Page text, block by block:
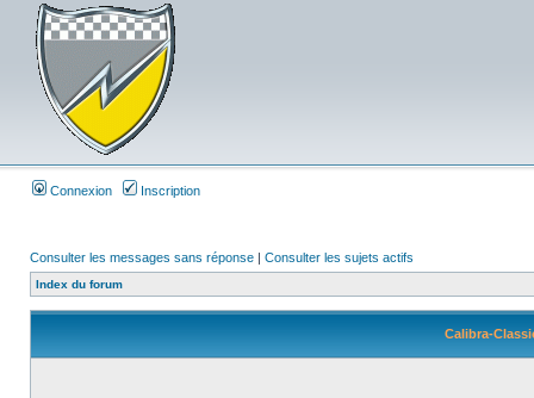
Connexion Inscription
Consulter les messages sans réponse | Consulter les sujets actifs
Index du forum
Calibra-